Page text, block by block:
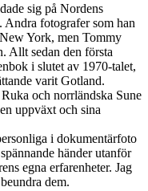
sig på Nordens
fotografer som han
York, men Tommy
Allt sedan den första
i slutet av 1970-talet,
varit Gotland.
och norrländska Sune
uppväxt och sina
i dokumentärfoto
händer utanför
egna erfarenheter. Jag
dem.